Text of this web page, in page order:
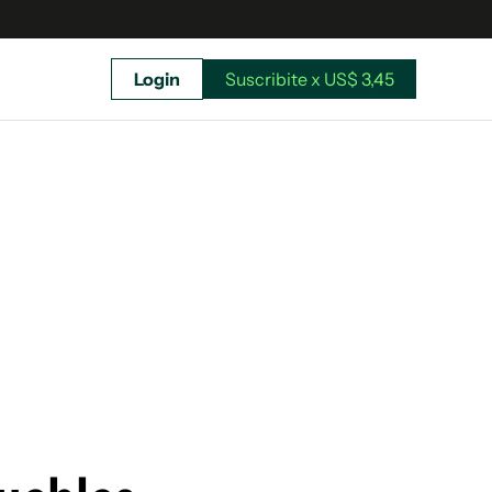
Login Suscribite x US$ 3,45